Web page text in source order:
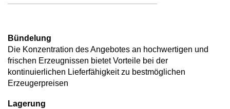
Bündelung
Die Konzentration des Angebotes an hochwertigen und
frischen Erzeugnissen bietet Vorteile bei der
kontinuierlichen Lieferfähigkeit zu bestmöglichen
Erzeugerpreisen
Lagerung